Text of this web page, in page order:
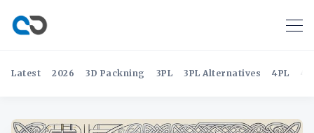
Latest 2026 3D Packning 3PL 3PL Alternatives 4PL